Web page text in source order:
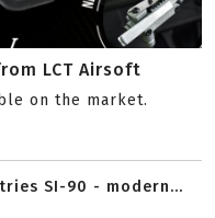
LCT Airsoft
on the market.
SI-90 - modern...